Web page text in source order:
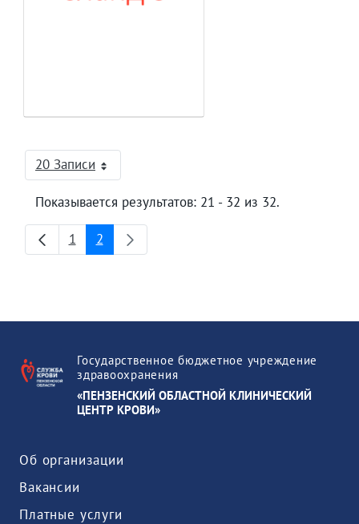
20 ЗаписиНа страницу
Показывается результатов: 21 - 32 из 32.
Страница
1 Страница
2
Государственное бюджетное учреждение
здравоохранения
«ПЕНЗЕНСКИЙ ОБЛАСТНОЙ КЛИНИЧЕСКИЙ
ЦЕНТР КРОВИ»
Об организации
Вакансии
Платные услуги